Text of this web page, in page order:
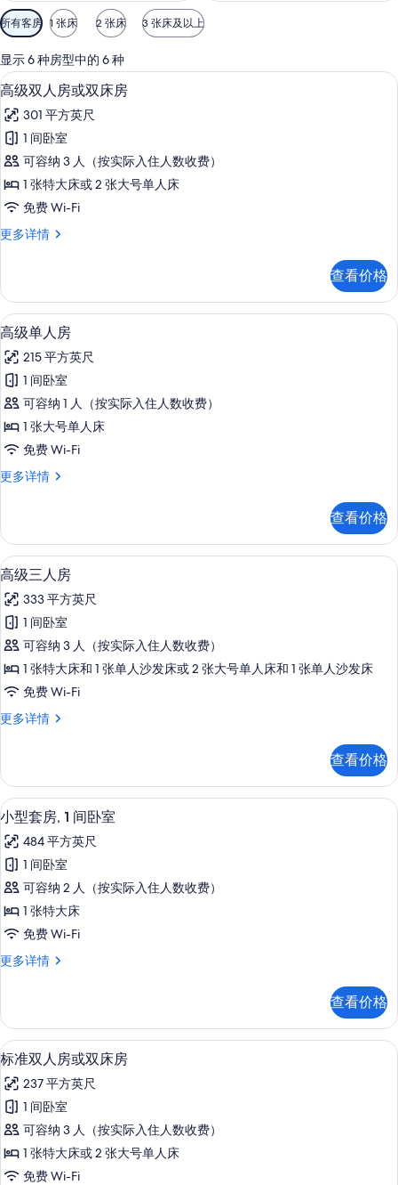
可
用
的
客
房
筛
选
条
所有客房 1 张床 2 张床 3 张床及以上
显示 6 种房型中的 6 种
显
示
高
级
双
人
或
床
房
的
所
有
照
片
高档床上用品、羽绒被、Select
9
高级双人房或双床房
301 平方英尺
1 间卧室
可容纳 3 人（按实际入住人数收费）
1 张特大床或 2 张大号单人床
免费 Wi-Fi
更多详情
高
房
或
双
房
更
多
信
息
查看价格
显
示
高
级
单
人
的
有
照
片
高级单人房 | 高档床上用品、羽绒被
6
高级单人房
215 平方英尺
1 间卧室
可容纳 1 人（按实际入住人数收费）
1 张大号单人床
免费 Wi-Fi
更多详情
高
房
更
多
息
查看价格
显
示
高
级
三
人
的
有
照
片
高级三人房 | 高档床上用品、羽绒被
5
高级三人房
333 平方英尺
1 间卧室
可容纳 3 人（按实际入住人数收费）
1 张特大床和 1 张单人沙发床或 2 张大号单人床和 1 张单人沙发床
免费 Wi-Fi
更多详情
高
房
更
多
息
查看价格
显
示
小
型
套
房,
间
室
的
所
有
照
片
小型套房, 1 间卧室 | 高档床上用品、
6
小型套房, 1 间卧室
484 平方英尺
1 间卧室
可容纳 2 人（按实际入住人数收费）
1 张特大床
免费 Wi-Fi
更多详情
小
1
间
卧
更
多
信
息
查看价格
显
示
标
准
双
人
标准双人房或双床房 | 高档床上用品
7
标准双人房或双床房
237 平方英尺
1 间卧室
可容纳 3 人（按实际入住人数收费）
1 张特大床或 2 张大号单人床
免费 Wi-Fi